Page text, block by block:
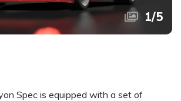
1/5
Spec is equipped with a set of